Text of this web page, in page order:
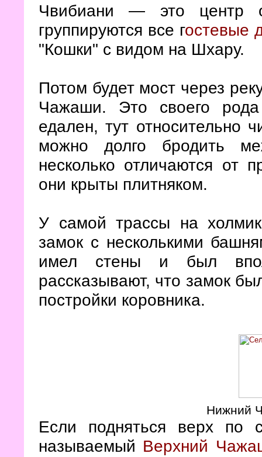
Чвибиани — это центр
группируются все гостевые
"Кошки" с видом на Шхару.
Потом будет мост через
Чажаши. Это своего
едален, тут относительно
можно долго бродить
несколько отличаются от
они крыты плитняком.
У самой трассы на
замок с несколькими
имел стены и был
рассказывают, что замок
постройки коровника.
Нижний
Если подняться верх по
называемый Верхний